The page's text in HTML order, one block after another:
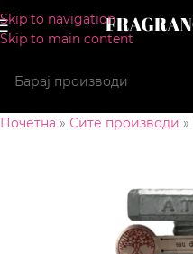
Skip to navigation
Skip to main content
Почетна » Сите производи »